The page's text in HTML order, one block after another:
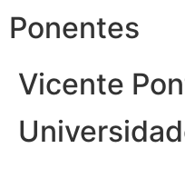
Ponentes
Vicente